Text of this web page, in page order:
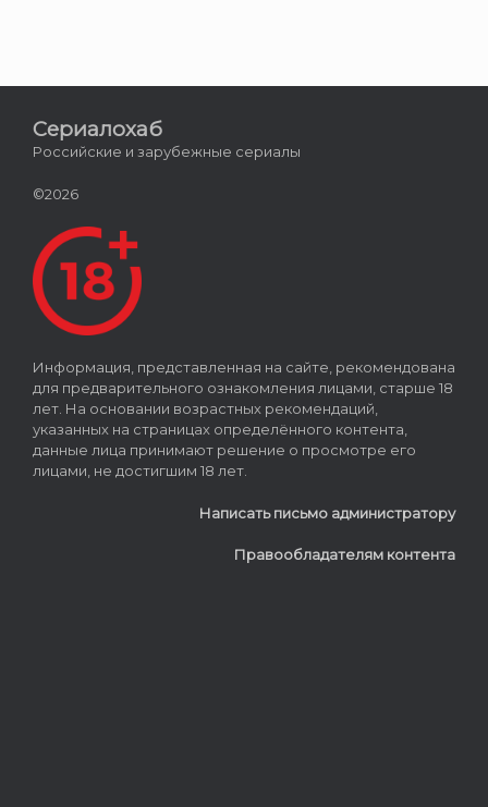
Сериалохаб
Российские и зарубежные сериалы
©2026
Информация, представленная на сайте, рекомендована
для предварительного ознакомления лицами, старше 18
лет. На основании возрастных рекомендаций,
указанных на страницах определённого контента,
данные лица принимают решение о просмотре его
лицами, не достигшим 18 лет.
Написать письмо администратору
Правообладателям контента